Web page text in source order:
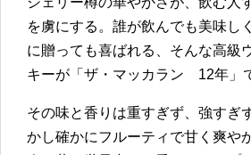
を虜にする。誰が飲んでも美味し
に贈っても喜ばれる、そんな高級
キーが「ザ・マッカラン 12年」
その味と香りは重すぎず、強すぎ
かし確かにフルーティで甘く爽や